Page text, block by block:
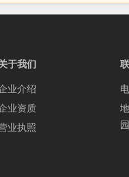
于我们
业介绍
业资质
业执照
园